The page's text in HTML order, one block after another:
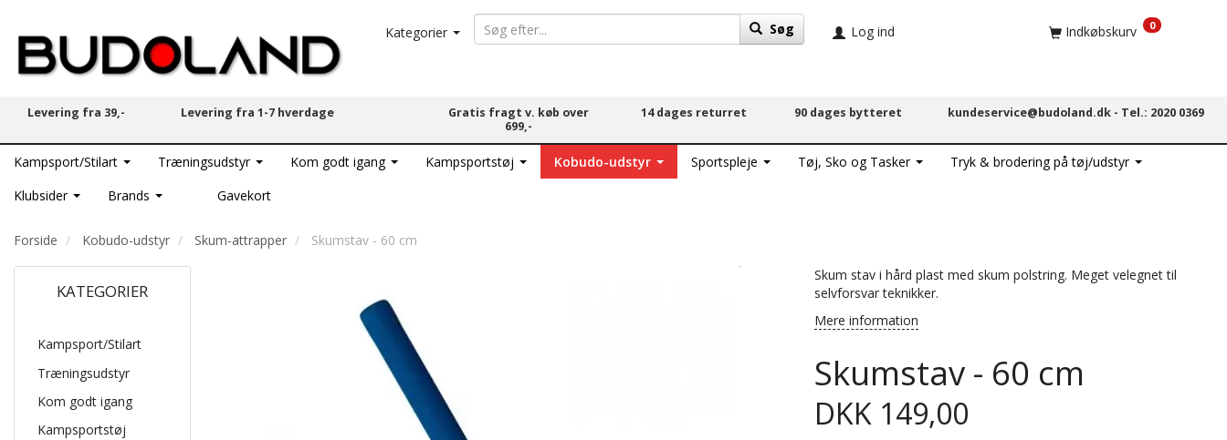
Kategorier Søg Log ind Indkøbskurv 0
Levering fra 39,- Levering fra 1-7 hverdage
Gratis fragt v. køb over
699,-
14 dages returret 90 dages bytteret kundeservice@budoland.dk - Tel.: 2020 0369
Kampsport/Stilart Træningsudstyr Kom godt igang Kampsportstøj Kobudo-udstyr Sportspleje Tøj, Sko og Tasker
Tryk & brodering på tøj/udstyr
Klubsider
Brands Gavekort
Forside Kobudo-udstyr Skum-attrapper Skumstav - 60 cm
KATEGORIER
Kampsport/Stilart
Træningsudstyr
Kom godt igang
Kampsportstøj
Skum stav i hård plast med skum polstring. Meget velegnet til
selvforsvar teknikker.
Mere information
Skumstav - 60 cm
DKK 149,00